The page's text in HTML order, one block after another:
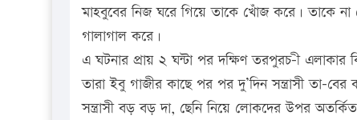
মাহবুবের নিজ ঘরে গিয়ে তাকে খোঁজ করে। তাকে না
গালাগাল করে।
এ ঘটনার প্রায় ২ ঘন্টা পর দক্ষিণ তরপুরচ-ী
তারা ইবু গাজীর কাছে পর পর দু’দিন সন্ত্রাসী তা-
সন্ত্রাসী বড় বড় দা, ছেনি নিয়ে লোকদের উপর